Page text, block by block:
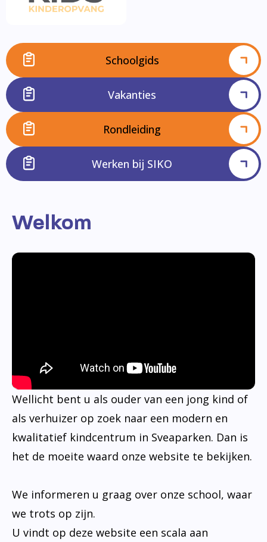
Schoolgids
Vakanties
Rondleiding
Werken bij SIKO
Welkom
Wellicht bent u als ouder van een jong kind of
als verhuizer op zoek naar een modern en
kwalitatief kindcentrum in Sveaparken. Dan is
het de moeite waard onze website te bekijken.
We informeren u graag over onze school, waar
we trots op zijn.
U vindt op deze website een scala aan